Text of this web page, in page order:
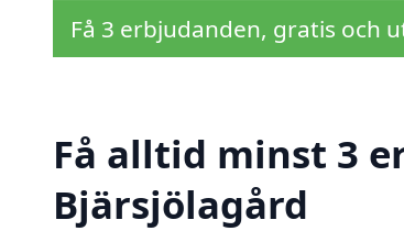
Få 3 erbjudanden, gratis och
Få alltid minst 3
Bjärsjölagård